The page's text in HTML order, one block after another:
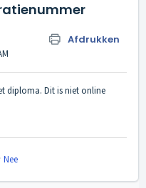
Afdrukken
diploma. Dit is niet online
Nee